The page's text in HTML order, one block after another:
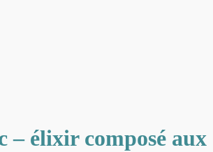
– élixir composé aux